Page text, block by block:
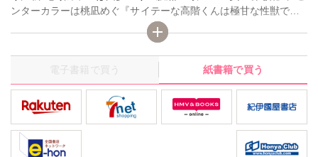
ンターカラーは桃凪めぐ『サイテーな高階くんは極甘な性獣でし
た』＆日野塔子『ある日夫が別人に～連日連夜注がれて～』
電子書籍で買う 紙書籍で買う